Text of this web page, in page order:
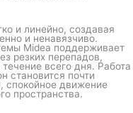
и линейно, создавая
и ненавязчиво.
Midea поддерживает
резких перепадов,
всего дня. Работа
становится почти
спокойное движение
пространства.